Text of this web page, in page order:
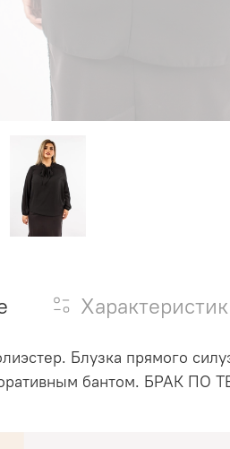
Блузка прямого
бантом. БРАК ПО